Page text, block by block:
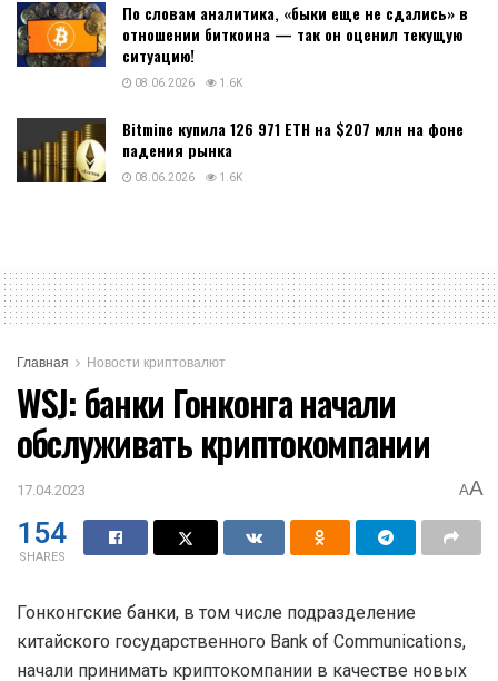
По словам аналитика, «быки еще не сдались» в
отношении биткоина — так он оценил текущую
ситуацию!
08.06.2026 1.6K
Bitmine купила 126 971 ETH на $207 млн на фоне
падения рынка
08.06.2026 1.6K
Главная Новости криптовалют
WSJ: банки Гонконга начали
обслуживать криптокомпании
17.04.2023 AA
154
SHARES
Гонконгские банки, в том числе подразделение
китайского государственного Bank of Communications,
начали принимать криптокомпании в качестве новых